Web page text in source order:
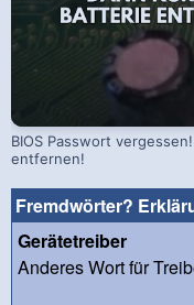
BIOS Passwort
entfernen!
Fremdwörter?
Gerätetreiber
Anderes Wort für